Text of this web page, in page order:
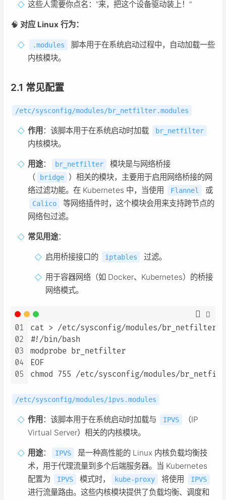
这些人需要你点名：“来，把这个设备驱动装上！”
🧠 对应 Linux 行为：
.modules
脚本用于在系统启动过程中，自动加载一些
内核模块。
2.1 常见配置
/etc/sysconfig/modules/br_netfilter.modules
作用 ：该脚本用于在系统启动时加载 br_netfilter
内核模块。
用途： br_netfilter
模块是与网络桥接
（
bridge
）相关的模块，主要用于启用网络桥接的网
络过滤功能。在 Kubernetes 中，当使用
Flannel 或
Calico
等网络插件时，这个模块会用来支持跨节点的
网络包过滤。
常见用途：
启用桥接接口的 iptables 过滤。
用于容器网络（如 Docker、Kubernetes）的桥接
网络模式。
01
02
03
04
05
cat > /etc/sysconfig/modules/
#!/bin/bash
modprobe br_netfilter
EOF
chmod 755 /etc/sysconfig/modules/
/etc/sysconfig/modules/ipvs.modules
作用 ：该脚本用于在系统启动时加载与 IPVS
（IP
Virtual Server）相关的内核模块。
用途： IPVS
是一种高性能的 Linux 内核负载均衡技
术，用于代理流量到多个后端服务器。当 Kubernetes
配置为
IPVS 模式时， kube-proxy 将使用 IPVS
进行流量路由。这些内核模块提供了负载均衡、调度和